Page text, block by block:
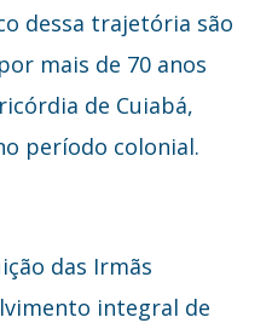
dessa trajetória são
mais de 70 anos
de Cuiabá,
período colonial.
das Irmãs
integral de